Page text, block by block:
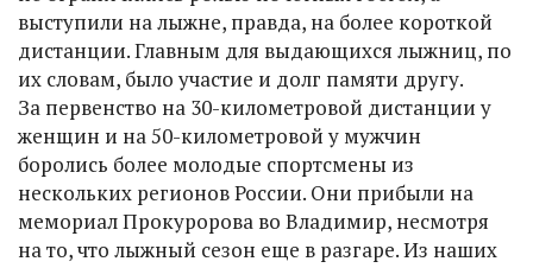
выступили на лыжне, правда, на более короткой
дистанции. Главным для выдающихся лыжниц, по
их словам, было участие и долг памяти другу.
За первенство на 30-километровой дистанции у
женщин и на 50-километровой у мужчин
боролись более молодые спортсмены из
нескольких регионов России. Они прибыли на
мемориал Прокуророва во Владимир, несмотря
на то, что лыжный сезон еще в разгаре. Из наших